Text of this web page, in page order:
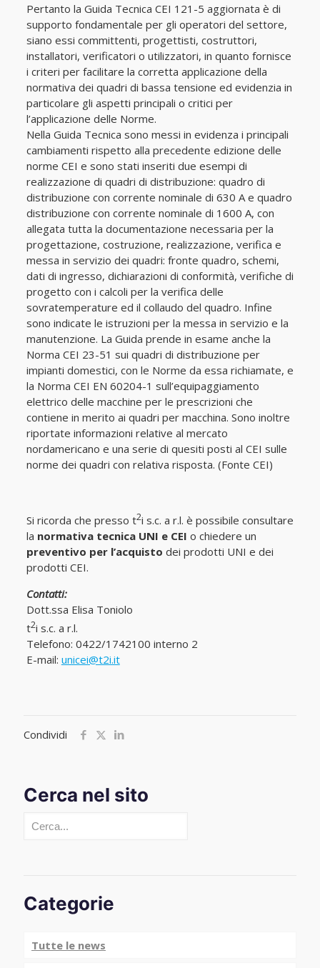
Pertanto la Guida Tecnica CEI 121-5 aggiornata è di
supporto fondamentale per gli operatori del settore,
siano essi committenti, progettisti, costruttori,
installatori, verificatori o utilizzatori, in quanto fornisce
i criteri per facilitare la corretta applicazione della
normativa dei quadri di bassa tensione ed evidenzia in
particolare gli aspetti principali o critici per
l’applicazione delle Norme.
Nella Guida Tecnica sono messi in evidenza i principali
cambiamenti rispetto alla precedente edizione delle
norme CEI e sono stati inseriti due esempi di
realizzazione di quadri di distribuzione: quadro di
distribuzione con corrente nominale di 630 A e quadro
distribuzione con corrente nominale di 1600 A, con
allegata tutta la documentazione necessaria per la
progettazione, costruzione, realizzazione, verifica e
messa in servizio dei quadri: fronte quadro, schemi,
dati di ingresso, dichiarazioni di conformità, verifiche di
progetto con i calcoli per la verifica delle
sovratemperature ed il collaudo del quadro. Infine
sono indicate le istruzioni per la messa in servizio e la
manutenzione. La Guida prende in esame anche la
Norma CEI 23-51 sui quadri di distribuzione per
impianti domestici, con le Norme da essa richiamate, e
la Norma CEI EN 60204-1 sull’equipaggiamento
elettrico delle macchine per le prescrizioni che
contiene in merito ai quadri per macchina. Sono inoltre
riportate informazioni relative al mercato
nordamericano e una serie di quesiti posti al CEI sulle
norme dei quadri con relativa risposta. (Fonte CEI)
Si ricorda che presso t2i s.c. a r.l. è possibile consultare
la normativa tecnica UNI e CEI o chiedere un
preventivo per l’acquisto dei prodotti UNI e dei
prodotti CEI.
Contatti:
Dott.ssa Elisa Toniolo
t2i s.c. a r.l.
Telefono: 0422/1742100 interno 2
E-mail: unicei@t2i.it
Condividi
Cerca nel sito
Cerca
Categorie
Tutte le news